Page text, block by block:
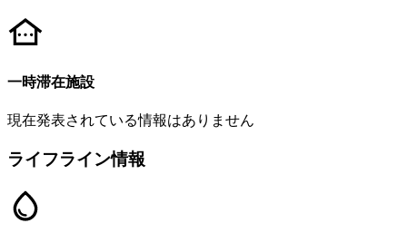
一時滞在施設
現在発表されている情報はありません
ライフライン情報